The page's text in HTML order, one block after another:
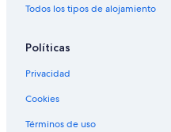
Todos los tipos de alojamiento
Políticas
Privacidad
Cookies
Términos de uso